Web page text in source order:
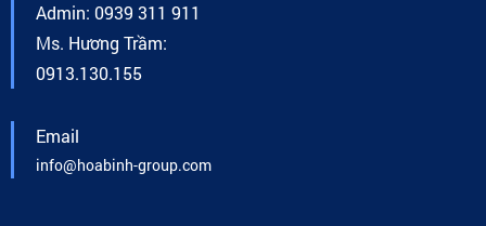
Admin: 0939 311 911
Ms. Hương Trầm:
0913.130.155
Email
info@hoabinh-group.com